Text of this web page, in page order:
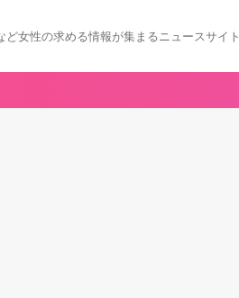
女性の求める情報が集まるニュースサイト